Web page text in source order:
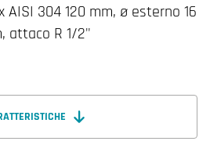
AISI 304 120 mm, ø esterno 16
attaco R 1/2"